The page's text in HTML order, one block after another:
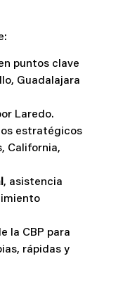
puntos clave
Guadalajara
Laredo.
estratégicos
California,
, asistencia
la CBP para
rápidas y